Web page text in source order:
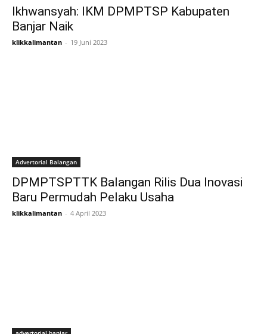
Ikhwansyah: IKM DPMPTSP Kabupaten
Banjar Naik
klikkalimantan - 19 Juni 2023
Advertorial Balangan
DPMPTSPTTK Balangan Rilis Dua Inovasi
Baru Permudah Pelaku Usaha
klikkalimantan - 4 April 2023